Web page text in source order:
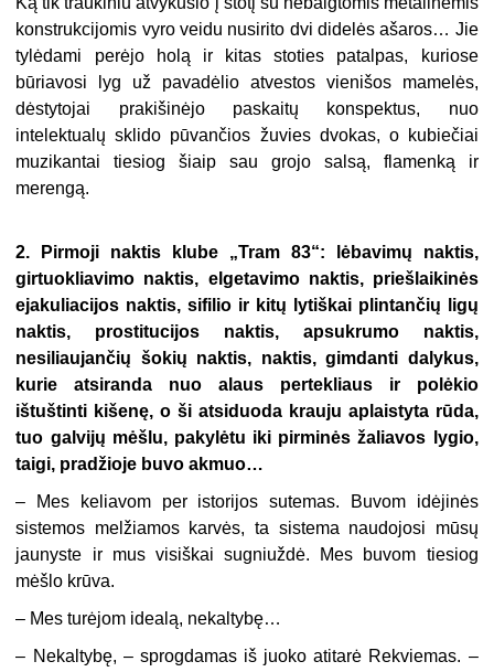
konstrukcijomis vyro veidu nusirito dvi didelės ašaros… Jie
tylėdami perėjo holą ir kitas stoties patalpas, kuriose
būriavosi lyg už pavadėlio atvestos vienišos mamelės,
dėstytojai prakišinėjo paskaitų konspektus, nuo
intelektualų sklido pūvančios žuvies dvokas, o kubiečiai
muzikantai tiesiog šiaip sau grojo salsą, flamenką ir
merengą.
2.
Pirmoji naktis klube „Tram 83“: lėbavimų naktis,
girtuokliavimo naktis, elgetavimo naktis, priešlaikinės
ejakuliacijos naktis, sifilio ir kitų lytiškai plintančių ligų
naktis, prostitucijos naktis, apsukrumo naktis,
nesiliaujančių šokių naktis, naktis, gimdanti dalykus,
kurie atsiranda nuo alaus pertekliaus ir polėkio
ištuštinti kišenę, o ši atsiduoda krauju aplaistyta rūda,
tuo galvijų mėšlu, pakylėtu iki pirminės žaliavos lygio,
taigi, pradžioje buvo akmuo…
– Mes keliavom per istorijos sutemas. Buvom idėjinės
sistemos melžiamos karvės, ta sistema naudojosi mūsų
jaunyste ir mus visiškai sugniuždė. Mes buvom tiesiog
mėšlo krūva.
– Mes turėjom idealą, nekaltybę…
– Nekaltybę, – sprogdamas iš juoko atitarė Rekviemas. –